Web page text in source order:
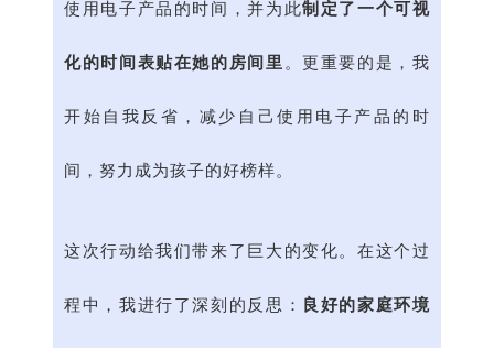
使用电子产品的时间，并为此制定了一个可视
化的时间表贴在她的房间里 。更重要的是，我
开始自我反省，减少自己使用电子产品的时
间，努力成为孩子的好榜样。
这次行动给我们带来了巨大的变化。在这个过
程中，我进行了深刻的反思： 良好的家庭环境